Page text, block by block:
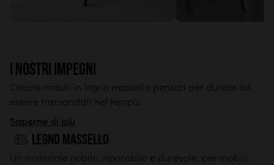
I nostri impegni
Creare mobili in legno massello pensati per durare ed
essere tramandati nel tempo.
Saperne di più
legno massello
Un materiale nobile, riparabile e durevole, per mobili